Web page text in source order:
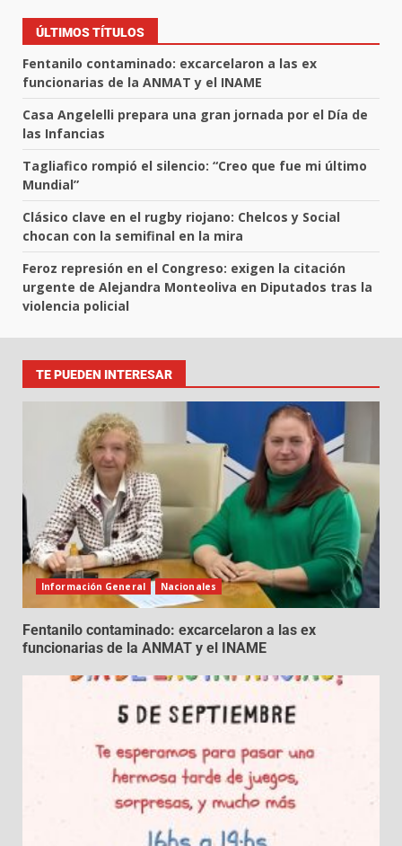
ÚLTIMOS TÍTULOS
Fentanilo contaminado: excarcelaron a las ex
funcionarias de la ANMAT y el INAME
Casa Angelelli prepara una gran jornada por el Día de
las Infancias
Tagliafico rompió el silencio: “Creo que fue mi último
Mundial”
Clásico clave en el rugby riojano: Chelcos y Social
chocan con la semifinal en la mira
Feroz represión en el Congreso: exigen la citación
urgente de Alejandra Monteoliva en Diputados tras la
violencia policial
TE PUEDEN INTERESAR
Información General Nacionales
Fentanilo contaminado: excarcelaron a las ex
funcionarias de la ANMAT y el INAME